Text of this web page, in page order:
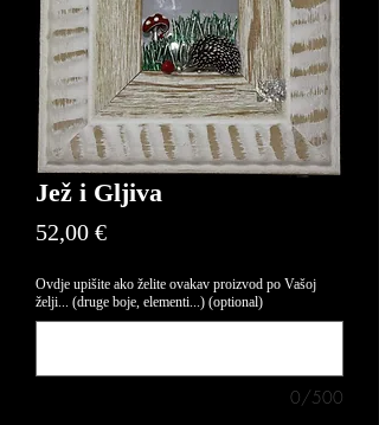
Jež i Gljiva
52,00 €Price
Ovdje upišite ako želite ovakav proizvod po Vašoj
želji... (druge boje, elementi...) (optional)
0/500